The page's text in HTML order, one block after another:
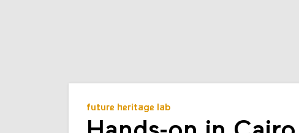
future heritage lab